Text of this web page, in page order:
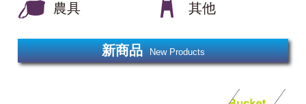
農具 其他
新商品 New Products